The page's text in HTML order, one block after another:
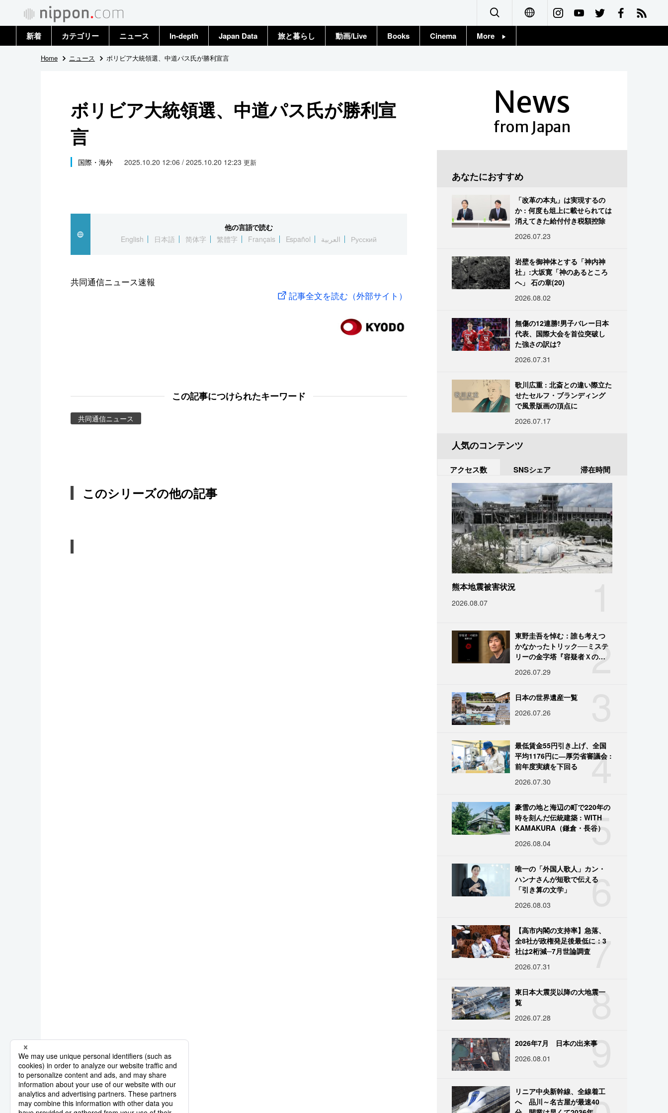
Français
新着 カテゴリー
政治・外交
国際
社会
文化
スポーツ・東京2020
ニュース
トップ
In-depth Japan Data 旅と暮らし 動画/Live Books Cinema More
Home ニュース ボリビア大統領選、中道パス氏が勝利宣言
ボリビア大統領選、中道パス氏が勝利宣
言
国際・海外 2025.10.20 12:06 / 2025.10.20 12:23 更新
他の言語で読む
English
日本語 简体字 繁體字 Français Español العربية Русский
共同通信ニュース速報
記事全文を読む（外部サイト）
この記事につけられたキーワード
共同通信ニュース
このシリーズの他の記事
News
from Japan
あなたにおすすめ
「改革の本丸」は実現するの
か : 何度も俎上に載せられては
消えてきた給付付き税額控除
2026.07.23
岩壁を御神体とする「神内神
社」:大坂寛「神のあるところ
へ」 石の章(20)
2026.08.02
無傷の12連勝!男子バレー日本
代表、国際大会を首位突破し
た強さの訳は?
2026.07.31
歌川広重 : 北斎との違い際立た
せたセルフ・ブランディング
で風景版画の頂点に
2026.07.17
人気のコンテンツ
アクセス数 SNSシェア 滞在時間
熊本地震被害状況
2026.08.07
2
東野圭吾を悼む：誰も考えつ
かなかったトリック──ミステ
リーの金字塔『容疑者Ｘの献
2026.07.29
日本の世界遺産一覧
2026.07.26
4
最低賃金55円引き上げ、全国
平均1176円に―厚労省審議会 :
前年度実績を下回る
2026.07.30
5
豪雪の地と海辺の町で220年の
時を刻んだ伝統建築 : WITH
KAMAKURA（鎌倉・長谷）
2026.08.04
6
唯一の「外国人歌人」カン・
ハンナさんが短歌で伝える
「引き算の文学」
2026.08.03
7
【高市内閣の支持率】急落、
全8社が政権発足後最低に：3
社は2桁減─7月世論調査
2026.07.31
8
東日本大震災以降の大地震一
覧
2026.07.28
9
2026年7月 日本の出来事
2026.08.01
リニア中央新幹線、全線着工
へ 品川～名古屋が最速40